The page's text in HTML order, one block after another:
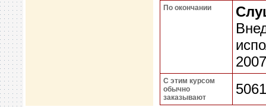
По окончании
С этим курсом
обычно
заказывают
5061